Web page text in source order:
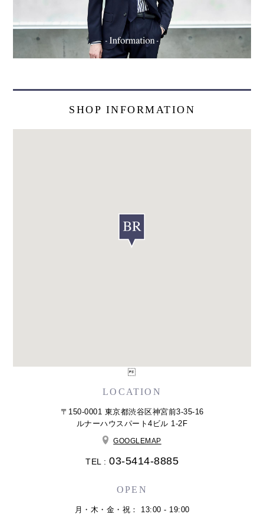
SHOP INFORMATION
LOCATION
〒150-0001 東京都渋谷区神宮前3-35-16
ルナーハウスパート4ビル 1-2F
GOOGLEMAP
TEL : 03-5414-8885
OPEN
月・木・金・祝： 13:00 - 19:00